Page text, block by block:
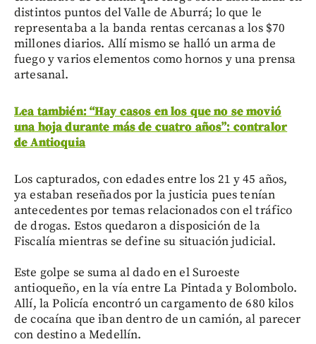
distintos puntos del Valle de Aburrá; lo que le
representaba a la banda rentas cercanas a los $70
millones diarios. Allí mismo se halló un arma de
fuego y varios elementos como hornos y una prensa
artesanal.
Lea también: “Hay casos en los que no se movió
una hoja durante más de cuatro años”: contralor
de Antioquia
Los capturados, con edades entre los 21 y 45 años,
ya estaban reseñados por la justicia pues tenían
antecedentes por temas relacionados con el tráfico
de drogas. Estos quedaron a disposición de la
Fiscalía mientras se define su situación judicial.
Este golpe se suma al dado en el Suroeste
antioqueño, en la vía entre La Pintada y Bolombolo.
Allí, la Policía encontró un cargamento de 680 kilos
de cocaína que iban dentro de un camión, al parecer
con destino a Medellín.